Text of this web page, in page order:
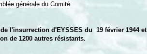
générale du Comité
l'insurrection d'EYSSES du 19 février 1944 et
de 1200 autres résistants.